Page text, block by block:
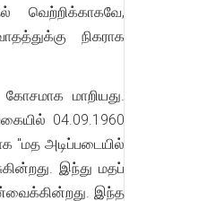
வெற்றிக்காகவே,
நிகராக
மாறியது.
04.09.1960
"மத அடிப்படையில்
இந்து மதப்
இந்த